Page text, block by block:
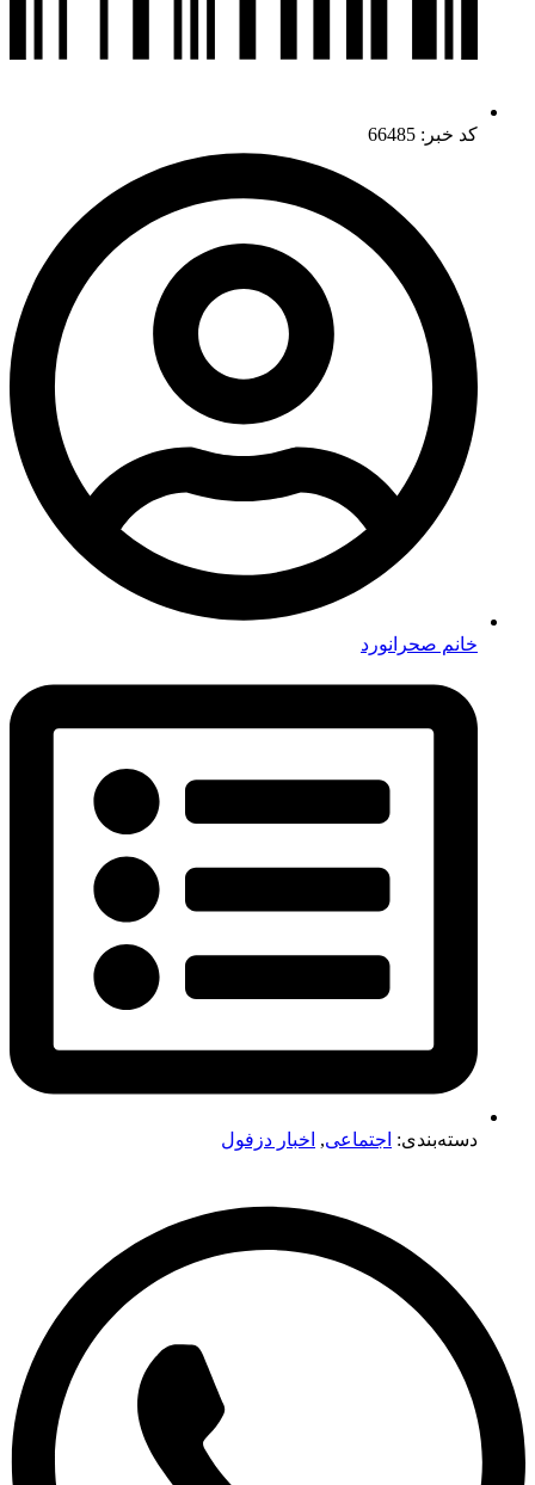
کد خبر: 66485
خانم صحرانورد
دسته‌بندی: اجتماعی,اخبار دزفول